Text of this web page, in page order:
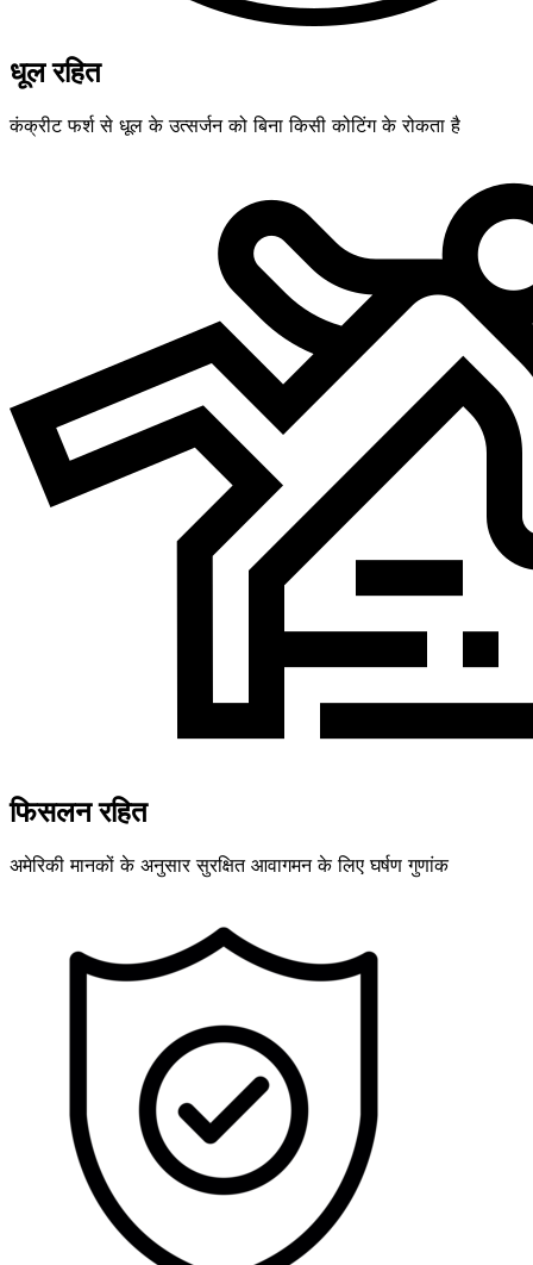
धूल रहित
कंक्रीट फर्श से धूल के उत्सर्जन को बिना किसी कोटिंग के रोकता है
फिसलन रहित
अमेरिकी मानकों के अनुसार सुरक्षित आवागमन के लिए घर्षण गुणांक